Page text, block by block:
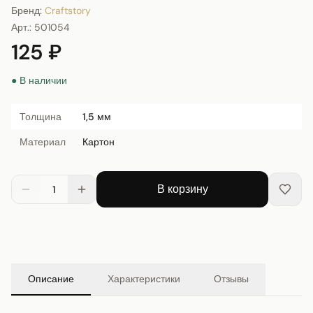
Бренд: Craftstory
Арт.: 501054
125 ₽
● В наличии
Толщина
1,5 мм
Материал
Картон
1 В корзину
Описание Характеристики Отзывы